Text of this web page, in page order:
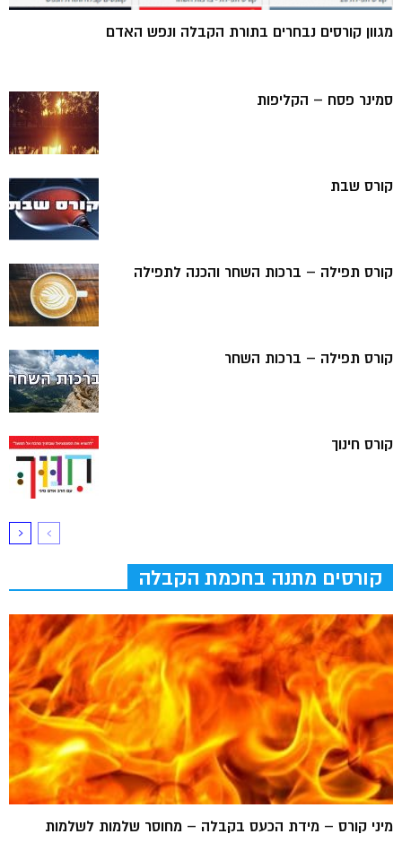
מגוון קורסים נבחרים בתורת הקבלה ונפש האדם
סמינר פסח – הקליפות
קורס שבת
קורס תפילה – ברכות השחר והכנה לתפילה
קורס תפילה – ברכות השחר
קורס חינוך
קורסים מתנה בחכמת הקבלה
מיני קורס – מידת הכעס בקבלה – מחוסר שלמות לשלמות